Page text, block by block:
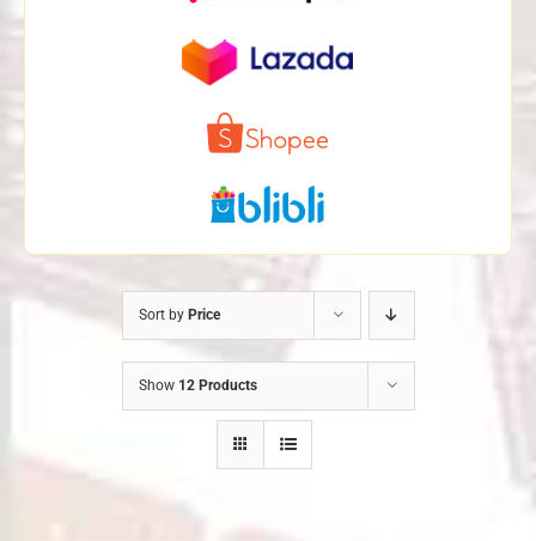
Sort by Price
Show 12 Products